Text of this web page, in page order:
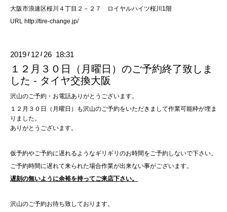
大阪市浪速区桜川４丁目２－２７ ロイヤルハイツ桜川1階
URL http://tire-change.jp/
2019 / 12 / 26 18:31
１２月３０日（月曜日）のご予約終了致しま
した - タイヤ交換大阪
沢山のご予約・お電話ありがとうございます。
１２月３０日（月曜日）も沢山のご予約をいただきまして作業可能枠が埋ま
りました。
ありがとうございます。
仮予約やご予約に遅れるようなギリギリのお時間をご予約しないで下さい。
ご予約時間に遅れて来られた場合作業が出来ない事がございます。
遅刻の無いように余裕を持ってご来店下さい。
沢山のご予約お待ち致しております。